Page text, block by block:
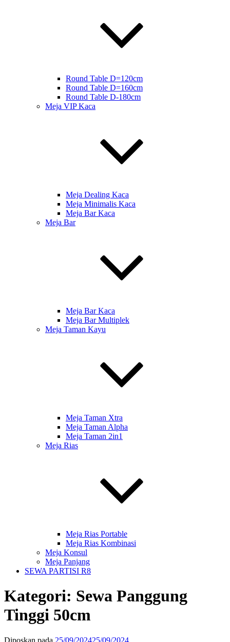
Round Table D=120cm
Round Table D=160cm
Round Table D-180cm
Meja VIP Kaca
Meja Dealing Kaca
Meja Minimalis Kaca
Meja Bar Kaca
Meja Bar
Meja Bar Kaca
Meja Bar Multiplek
Meja Taman Kayu
Meja Taman Xtra
Meja Taman Alpha
Meja Taman 2in1
Meja Rias
Meja Rias Portable
Meja Rias Kombinasi
Meja Konsul
Meja Panjang
SEWA PARTISI R8
Kategori: Sewa Panggung
Tinggi 50cm
Diposkan pada 25/09/202425/09/2024